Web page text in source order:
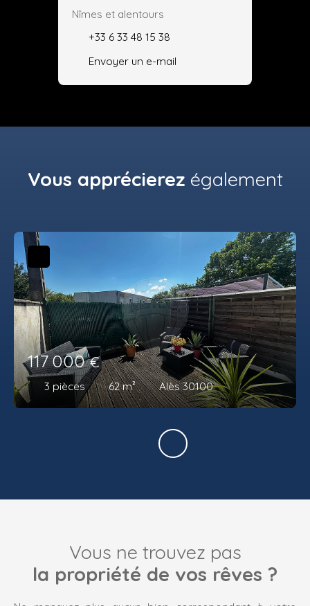
Nîmes et alentours
+33 6 33 48 15 38
Envoyer un e-mail
Vous apprécierez également
117 000€
3 pièces 62m² Alès 30100
Vous ne trouvez pas
la propriété de vos rêves ?